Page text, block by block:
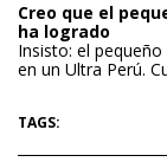
Creo que el
ha logrado
Insisto: el
en un Ultra Perú.
TAGS: